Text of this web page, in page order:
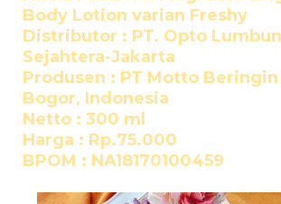
Body Lotion varian Freshy
Distributor : PT. Opto
Sejahtera-Jakarta
Produsen : PT Motto
Bogor, Indonesia
Netto : 300 ml
Harga : Rp.75.000
BPOM : NA18170100459